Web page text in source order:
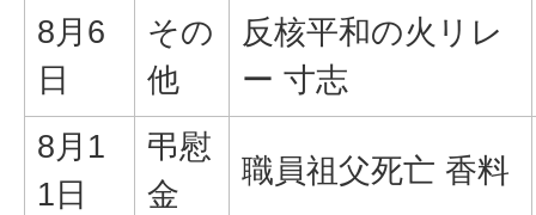
8月6
日
その
他
反核平和の火リレ
ー 寸志
8月1
1日
弔慰
金
職員祖父死亡 香料